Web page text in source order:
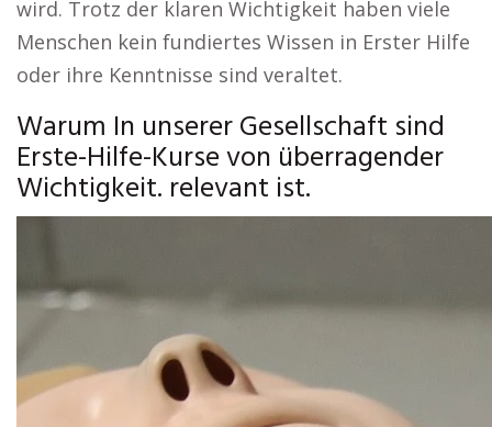
wird. Trotz der klaren Wichtigkeit haben viele
Menschen kein fundiertes Wissen in Erster Hilfe
oder ihre Kenntnisse sind veraltet.
Warum In unserer Gesellschaft sind
Erste-Hilfe-Kurse von überragender
Wichtigkeit. relevant ist.